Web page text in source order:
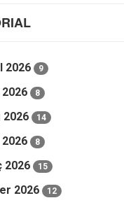
2026 9
8
2026 14
8
2026 15
2026 12